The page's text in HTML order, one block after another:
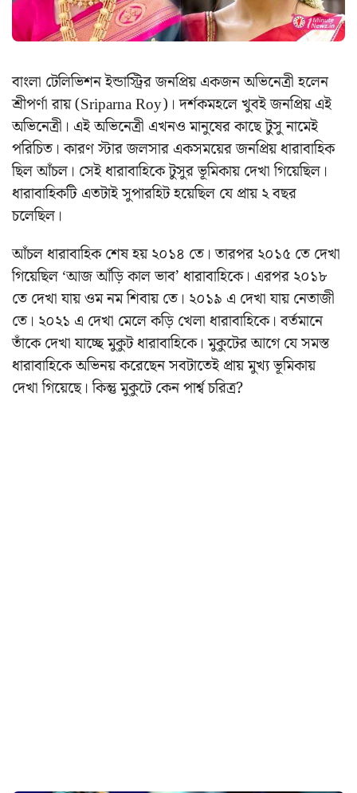
বাংলা টেলিভিশন ইন্ডাস্ট্রির জনপ্রিয় একজন অভিনেত্রী হলেন
শ্রীপর্ণা রায় (Sriparna Roy)। দর্শকমহলে খুবই জনপ্রিয় এই
অভিনেত্রী। এই অভিনেত্রী এখনও মানুষের কাছে টুসু নামেই
পরিচিত। কারণ স্টার জলসার একসময়ের জনপ্রিয় ধারাবাহিক
ছিল আঁচল। সেই ধারাবাহিকে টুসুর ভূমিকায় দেখা গিয়েছিল।
ধারাবাহিকটি এতটাই সুপারহিট হয়েছিল যে প্রায় ২ বছর
চলেছিল।
আঁচল ধারাবাহিক শেষ হয় ২০১৪ তে। তারপর ২০১৫ তে দেখা
গিয়েছিল ‘আজ আঁড়ি কাল ভাব’ ধারাবাহিকে। এরপর ২০১৮
তে দেখা যায় ওম নম শিবায় তে। ২০১৯ এ দেখা যায় নেতাজী
তে। ২০২১ এ দেখা মেলে কড়ি খেলা ধারাবাহিকে। বর্তমানে
তাঁকে দেখা যাচ্ছে মুকুট ধারাবাহিকে। মুকুটের আগে যে সমস্ত
ধারাবাহিকে অভিনয় করেছেন সবটাতেই প্রায় মুখ্য ভূমিকায়
দেখা গিয়েছে। কিন্তু মুকুটে কেন পার্শ্ব চরিত্র?